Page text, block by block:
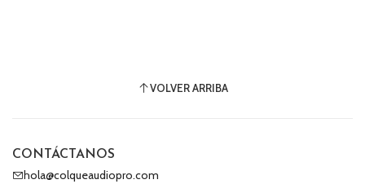
VOLVER ARRIBA
CONTÁCTANOS
hola@colqueaudiopro.com